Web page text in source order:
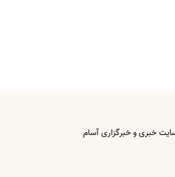
خبری و خبرگزاری آسام